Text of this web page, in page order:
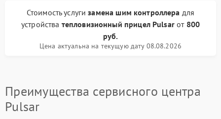
Стоимость услугизамена шим контроллера для
устройства тепловизионный прицел Pulsarот 800
руб.
Цена актуальна на текущую дату 08.08.2026
Преимущества сервисного центра
Pulsar